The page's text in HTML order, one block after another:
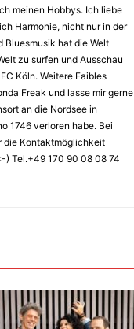
meinen Hobbys. Ich liebe
Harmonie, nicht nur in der
hat die Welt
zu surfen und Ausschau
Köln. Weitere Faibles
Freak und lasse mir gerne
an die Nordsee in
1746 verloren habe. Bei
die Kontaktmöglichkeit
) Tel.+49 170 90 08 08 74